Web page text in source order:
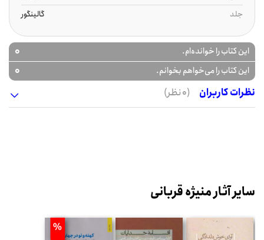
جلد
گالینگور
این کتاب را خوانده‌ام. 0
این کتاب را می‌خواهم بخوانم.
0
نظرات کاربران
(0 نظر)
سایر آثار منیژه قربانی
%